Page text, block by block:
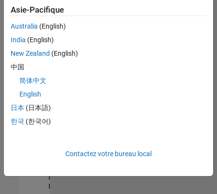
lieu
pour
l’ensemble
des
opportunités
votre
région.
Senior Software Quality Engineer
Senior
Engineer
qualité |
Expérimenté(e)
Asie-Pacifique
Australia (English)
India (English)
New Zealand (English)
中国
简体中文
English
日本 (日本語)
한국 (한국어)
Contactez votre bureau local